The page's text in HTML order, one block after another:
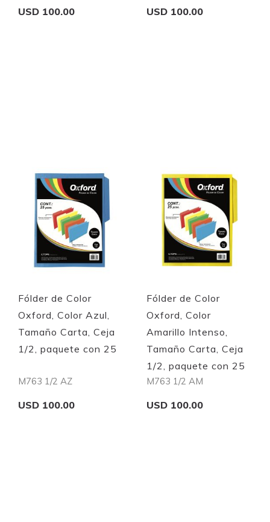
USD 100.00 USD 100.00
Fólder de Color
Oxford, Color Azul,
Tamaño Carta, Ceja
1/2, paquete con 25
M763 1/2 AZ
USD 100.00
Fólder de Color
Oxford, Color
Amarillo Intenso,
Tamaño Carta, Ceja
1/2, paquete con 25
M763 1/2 AM
USD 100.00